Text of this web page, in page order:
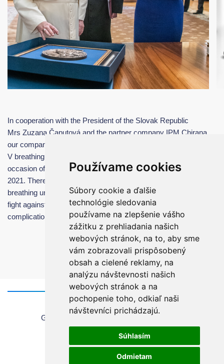
Používame cookies
Súbory cookie a ďalšie
technológie sledovania
používame na zlepšenie vášho
zážitku z prehliadania našich
webových stránok, na to, aby sme
vám zobrazovali prispôsobený
obsah a cielené reklamy, na
analýzu návštevnosti našich
webových stránok a na
pochopenie toho, odkiaľ naši
návštevníci prichádzajú.
Súhlasím
Odmietam
In cooperation with the President of the Slovak Republic
Mrs Zuzana Čaputová and the partner company IPM Chirana,
our company Chirana Stará Turá donated the CHIRANA AURA
V breathing apparatus to the Holy Father Francis on the
occasion of his visit in Slovakia on 12th -15th of September
2021. There was decided in the Vatican that our donated
breathing unit will be sent to Lebanon to help to save lives in the
fight against the COVID-19 pandemic or other health
complications.
Home
General information about using the website
Sales Terms & Conditions
Copyrights
Privacy Policy